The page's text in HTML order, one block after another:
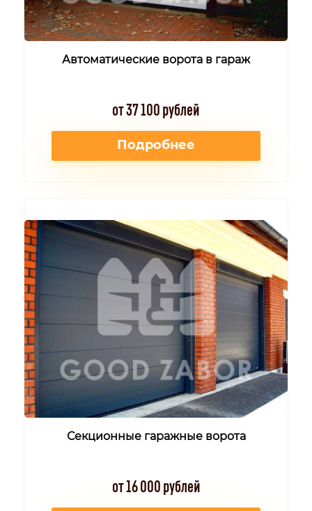
Автоматические ворота в гараж
от 37 100 рублей
Подробнее
Секционные гаражные ворота
от 16 000 рублей